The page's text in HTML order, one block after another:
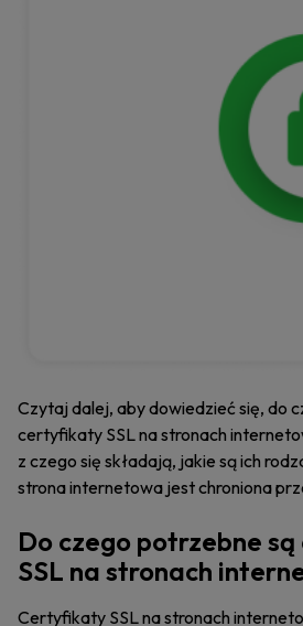
Czytaj dalej, aby dowiedzieć się, do
certyfikaty SSL na stronach
z czego się składają, jakie są ich
strona internetowa jest chroniona
Do czego potrzebne
SSL na stronach
Certyfikaty SSL na stronach